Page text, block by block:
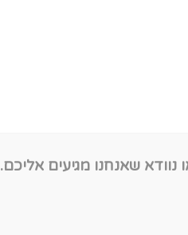
נוודא שאנחנו מגיעים אליכם.